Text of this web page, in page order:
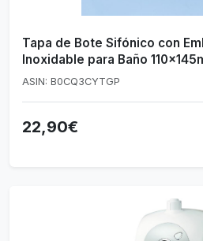
Tapa de Bote Sifónico con
Inoxidable para Baño
ASIN: B0CQ3CYTGP
22,90€